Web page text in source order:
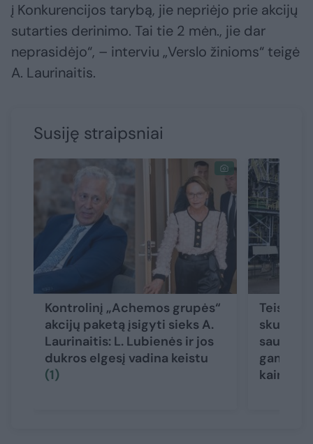
į Konkurencijos tarybą, jie nepriėjo prie akcijų
sutarties derinimo. Tai tie 2 mėn., jie dar
neprasidėjo“, – interviu „Verslo žinioms“ teigė
A. Laurinaitis.
Susiję straipsniai
Kontrolinį „Achemos grupės“
akcijų paketą įsigyti sieks A.
Laurinaitis: L. Lubienės ir jos
dukros elgesį vadina keistu
(1)
skundą
kainoje